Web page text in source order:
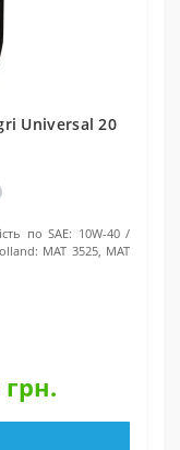
Universal 20
по SAE: 10W-40
MAT 3525, MAT
грн.